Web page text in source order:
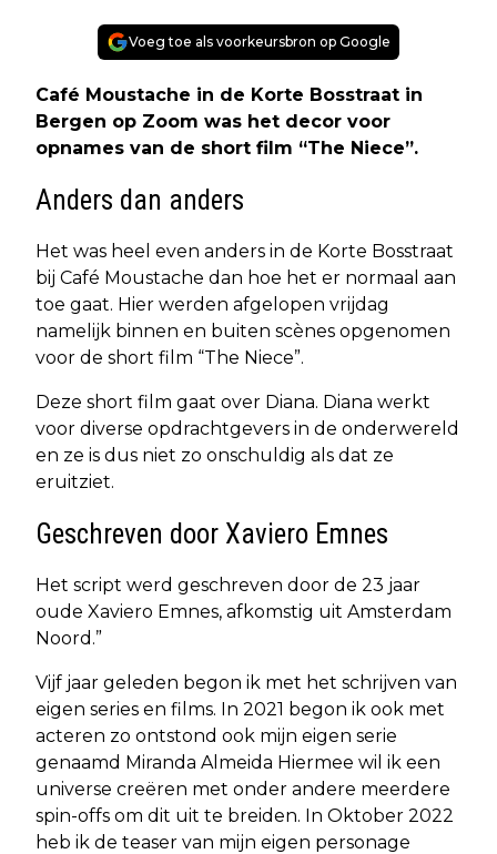
Voeg toe als voorkeursbron op Google
Café Moustache in de Korte Bosstraat in
Bergen op Zoom was het decor voor
opnames van de short film “The Niece”.
Anders dan anders
Het was heel even anders in de Korte Bosstraat
bij Café Moustache dan hoe het er normaal aan
toe gaat. Hier werden afgelopen vrijdag
namelijk binnen en buiten scènes opgenomen
voor de short film “The Niece”.
Deze short film gaat over Diana. Diana werkt
voor diverse opdrachtgevers in de onderwereld
en ze is dus niet zo onschuldig als dat ze
eruitziet.
Geschreven door Xaviero Emnes
Het script werd geschreven door de 23 jaar
oude Xaviero Emnes, afkomstig uit Amsterdam
Noord.”
Vijf jaar geleden begon ik met het schrijven van
eigen series en films. In 2021 begon ik ook met
acteren zo ontstond ook mijn eigen serie
genaamd Miranda Almeida Hiermee wil ik een
universe creëren met onder andere meerdere
spin-offs om dit uit te breiden. In Oktober 2022
heb ik de teaser van mijn eigen personage